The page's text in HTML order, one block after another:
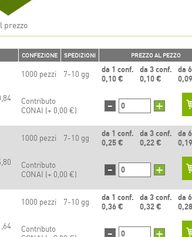
prezzo
CONFEZIONE SPEDIZIONI PREZZO AL PEZZO
1000 pezzi 7-10 gg
da 1 conf.
0,10 €
da 3 conf.
0,10 €
da
Contributo
CONAI (+ 0,00 €) - +
1000 pezzi 7-10 gg
da 1 conf.
0,25 €
da 3 conf.
0,22 €
da
Contributo
CONAI (+ 0,00 €) - +
1000 pezzi 7-10 gg
da 1 conf.
0,36 €
da 3 conf.
0,32 €
da
Contributo
- +